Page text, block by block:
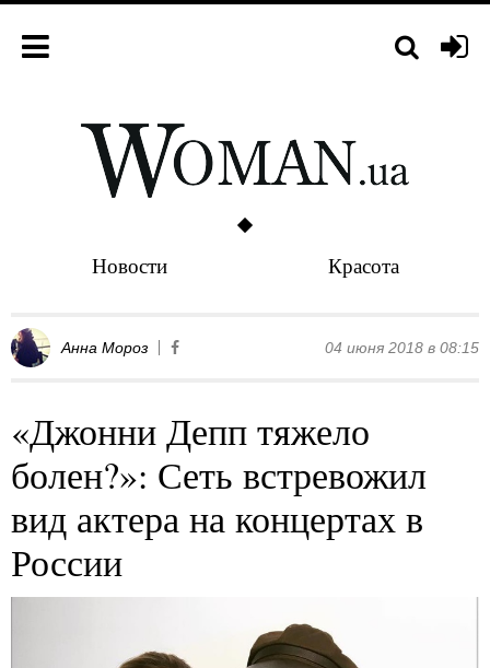
Новости Красота
Анна Мороз 04 июня 2018 в 08:15
«Джонни Депп тяжело
болен?»: Сеть встревожил
вид актера на концертах в
России